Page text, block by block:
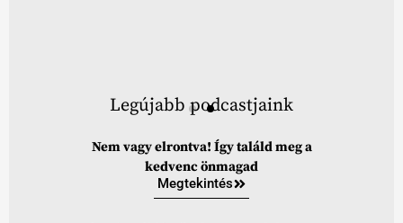
Legújabb podcastjaink
Nem vagy elrontva! Így találd meg a
kedvenc önmagad
Megtekintés